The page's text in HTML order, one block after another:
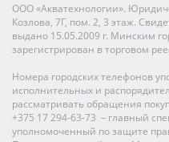
ООО «Акватехнологии».
Козлова, 7Г, пом. 2, 3 этаж.
выдано 15.05.2009 г. Минским
зарегистрирован в торговом
Номера городских телефонов
исполнительных и
рассматривать обращения
+375 17 294-63-73 – главный
уполномоченный по защите